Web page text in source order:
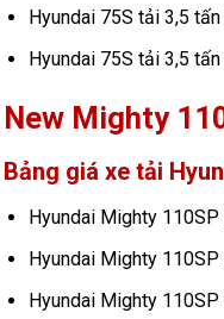
Hyundai 75S tải 3,5
Hyundai 75S tải 3,5
New Mighty
Bảng giá xe tải
Hyundai Mighty
Hyundai Mighty
Hyundai Mighty